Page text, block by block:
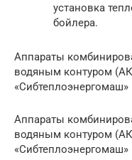
установка
бойлера.
Аппараты
водяным контуром
Аппараты
водяным контуром